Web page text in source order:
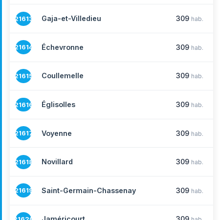
21613 Gaja-et-Villedieu 309 hab.
21614 Échevronne 309 hab.
21615 Coullemelle 309 hab.
21616 Églisolles 309 hab.
21617 Voyenne 309 hab.
21618 Novillard 309 hab.
21619 Saint-Germain-Chassenay 309 hab.